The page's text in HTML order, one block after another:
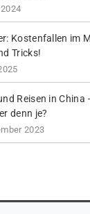
Kostenfallen im
Tricks!
Reisen in China
denn je?
2023